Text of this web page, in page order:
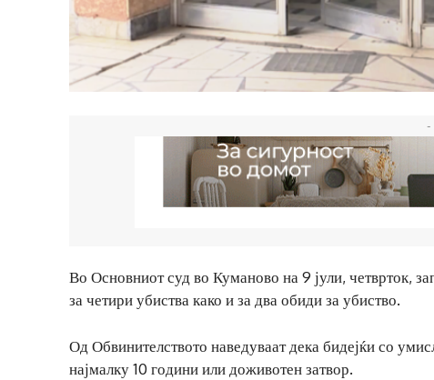
-
Во Основниот суд во Куманово на 9 јули, четврток,
за четири убиства како и за два обиди за убиство.
Од Обвинителството наведуваат дека бидејќи со
најмалку 10 години или доживотен затвор.